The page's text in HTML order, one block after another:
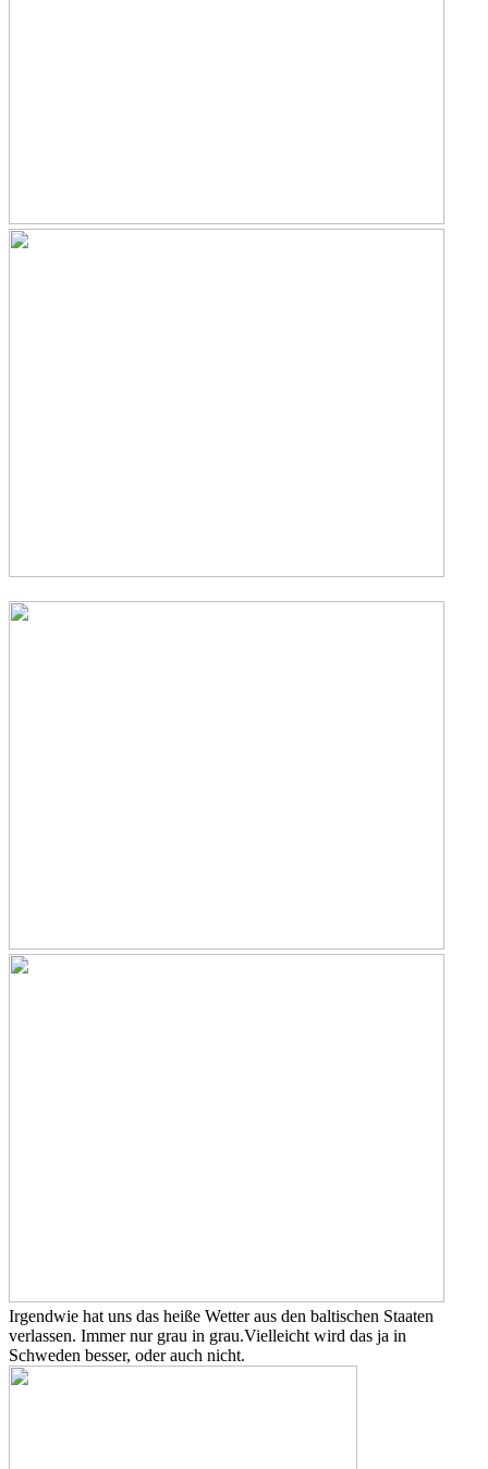
Irgendwie hat uns das heiße Wetter aus den baltischen Staaten
verlassen. Immer nur grau in grau.Vielleicht wird das ja in
Schweden besser, oder auch nicht.